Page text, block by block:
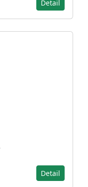
Detail
Detail